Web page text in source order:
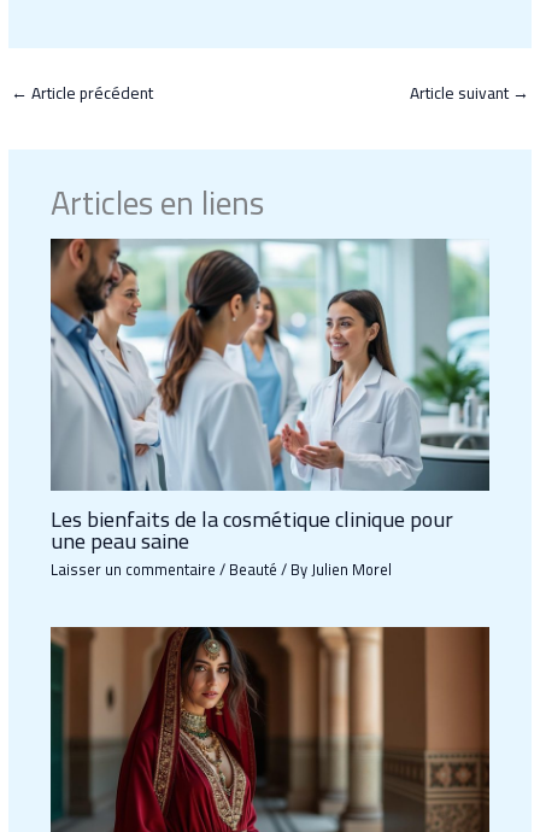
←Article précédent Article suivant→
Articles en liens
Les bienfaits de la cosmétique clinique pour
une peau saine
Laisser un commentaire/Beauté/ ByJulien Morel